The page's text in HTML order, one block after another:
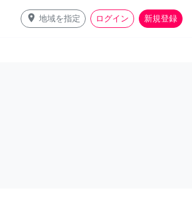
place 地域を指定 ログイン 新規登録